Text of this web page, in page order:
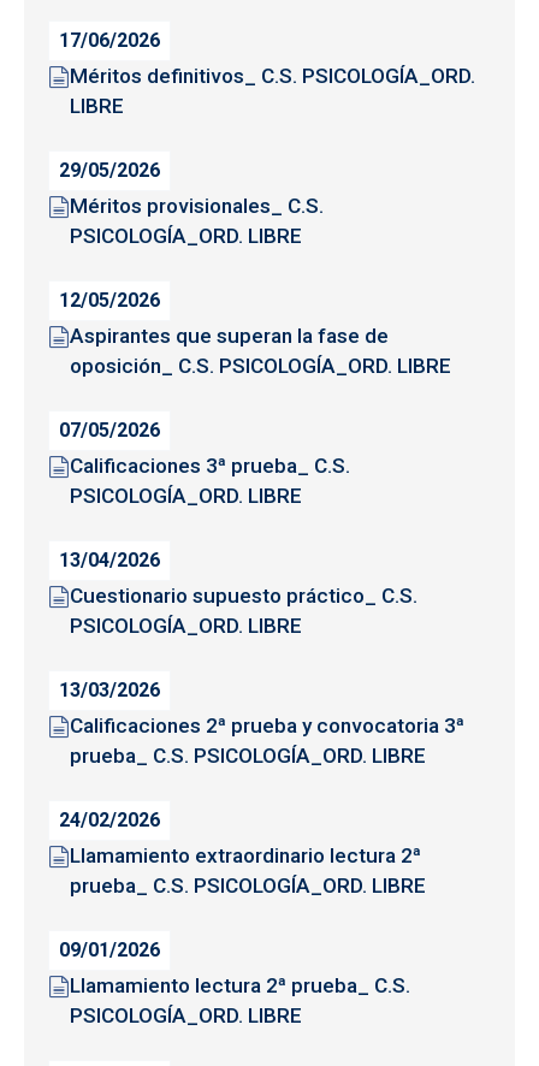
17/06/2026
Méritos definitivos_ C.S. PSICOLOGÍA_ORD.
LIBRE
29/05/2026
Méritos provisionales_ C.S.
PSICOLOGÍA_ORD. LIBRE
12/05/2026
Aspirantes que superan la fase de
oposición_ C.S. PSICOLOGÍA_ORD. LIBRE
07/05/2026
Calificaciones 3ª prueba_ C.S.
PSICOLOGÍA_ORD. LIBRE
13/04/2026
Cuestionario supuesto práctico_ C.S.
PSICOLOGÍA_ORD. LIBRE
13/03/2026
Calificaciones 2ª prueba y convocatoria 3ª
prueba_ C.S. PSICOLOGÍA_ORD. LIBRE
24/02/2026
Llamamiento extraordinario lectura 2ª
prueba_ C.S. PSICOLOGÍA_ORD. LIBRE
09/01/2026
Llamamiento lectura 2ª prueba_ C.S.
PSICOLOGÍA_ORD. LIBRE